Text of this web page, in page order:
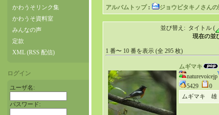
かわうそリンク集
かわうそ資料室
みんなの声
定款
XML (RSS 配信)
ログイン
ユーザ名:
パスワード:
アルバムトップ: ジョウビタキノさん
並び替え: タイトル (
現在の並
1 番〜 10 番を表示 (全 295 枚)
ムギマキ
naturevoicejp
5429
0
ムギマキ 雄